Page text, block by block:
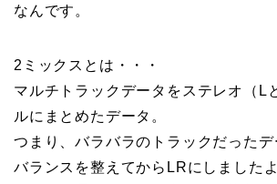
なんです。
2ミックスとは・・・
マルチトラックデータをステレオ（L
ルにまとめたデータ。
つまり、バラバラのトラックだった
バランスを整えてからLRにしました